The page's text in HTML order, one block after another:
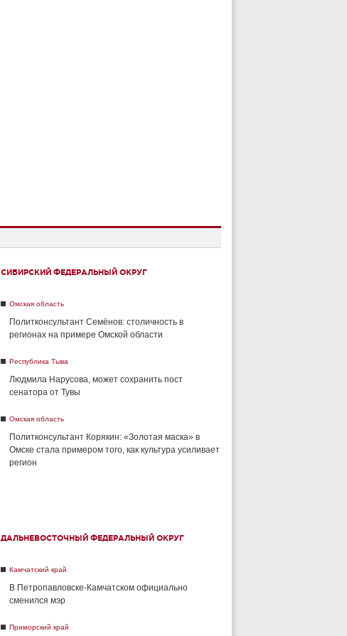
СИБИРСКИЙ ФЕДЕРАЛЬНЫЙ ОКРУГ
Омская область
Политконсультант Семёнов: столичность в
регионах на примере Омской области
Республика Тыва
Людмила Нарусова, может сохранить пост
сенатора от Тувы
Омская область
Политконсультант Корякин: «Золотая маска» в
Омске стала примером того, как культура усиливает
регион
ДАЛЬНЕВОСТОЧНЫЙ ФЕДЕРАЛЬНЫЙ ОКРУГ
Камчатский край
В Петропавловске-Камчатском официально
сменился мэр
Приморский край